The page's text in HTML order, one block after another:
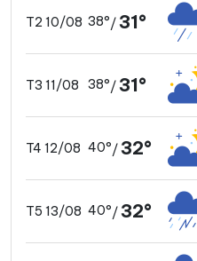
T2 10/08 38°/31°
T3 11/08 38°/31°
T4 12/08 40°/32°
T5 13/08 40°/32°